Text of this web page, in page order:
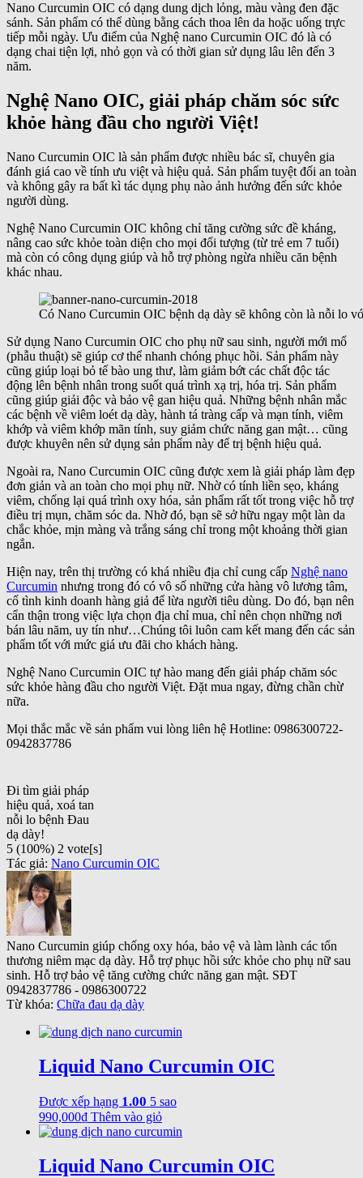
Nano Curcumin OIC có dạng dung dịch lỏng, màu vàng đen đặc
sánh. Sản phẩm có thể dùng bằng cách thoa lên da hoặc uống trực
tiếp mỗi ngày. Ưu điểm của Nghệ nano Curcumin OIC đó là có
dạng chai tiện lợi, nhỏ gọn và có thời gian sử dụng lâu lên đến 3
năm.
Nghệ Nano OIC, giải pháp chăm sóc sức
khỏe hàng đầu cho người Việt!
Nano Curcumin OIC là sản phẩm được nhiều bác sĩ, chuyên gia
đánh giá cao về tính ưu việt và hiệu quả. Sản phẩm tuyệt đối an toàn
và không gây ra bất kì tác dụng phụ nào ảnh hưởng đến sức khỏe
người dùng.
Nghệ Nano Curcumin OIC không chỉ tăng cường sức đề kháng,
nâng cao sức khỏe toàn diện cho mọi đối tượng (từ trẻ em 7 tuổi)
mà còn có công dụng giúp và hỗ trợ phòng ngừa nhiều căn bệnh
khác nhau.
Có Nano Curcumin OIC bệnh dạ dày sẽ không còn là nỗi lo
Sử dụng Nano Curcumin OIC cho phụ nữ sau sinh, người mới mổ
(phẫu thuật) sẽ giúp cơ thể nhanh chóng phục hồi. Sản phẩm này
cũng giúp loại bỏ tế bào ung thư, làm giảm bớt các chất độc tác
động lên bệnh nhân trong suốt quá trình xạ trị, hóa trị. Sản phẩm
cũng giúp giải độc và bảo vệ gan hiệu quả. Những bệnh nhân mắc
các bệnh về viêm loét dạ dày, hành tá tràng cấp và mạn tính, viêm
khớp và viêm khớp mãn tính, suy giảm chức năng gan mật… cũng
được khuyên nên sử dụng sản phẩm này để trị bệnh hiệu quả.
Ngoài ra, Nano Curcumin OIC cũng được xem là giải pháp làm đẹp
đơn giản và an toàn cho mọi phụ nữ. Nhờ có tính liền sẹo, kháng
viêm, chống lại quá trình oxy hóa, sản phẩm rất tốt trong việc hỗ trợ
điều trị mụn, chăm sóc da. Nhờ đó, bạn sẽ sở hữu ngay một làn da
chắc khỏe, mịn màng và trắng sáng chỉ trong một khoảng thời gian
ngắn.
Hiện nay, trên thị trường có khá nhiều địa chỉ cung cấp Nghệ nano
Curcumin nhưng trong đó có vô số những cửa hàng vô lương tâm,
cố tình kinh doanh hàng giả để lừa người tiêu dùng. Do đó, bạn nên
cẩn thận trong việc lựa chọn địa chỉ mua, chỉ nên chọn những nơi
bán lâu năm, uy tín như…Chúng tôi luôn cam kết mang đến các sản
phẩm tốt với mức giá ưu đãi cho khách hàng.
Nghệ Nano Curcumin OIC tự hào mang đến giải pháp chăm sóc
sức khỏe hàng đầu cho người Việt. Đặt mua ngay, đừng chần chừ
nữa.
Mọi thắc mắc về sản phẩm vui lòng liên hệ Hotline: 0986300722-
0942837786
Đi tìm giải pháp
hiệu quả, xoá tan
nỗi lo bệnh Đau
dạ dày!
5 (100%) 2 vote[s]
Tác giả: Nano Curcumin OIC
Nano Curcumin giúp chống oxy hóa, bảo vệ và làm lành các tổn
thương niêm mạc dạ dày. Hỗ trợ phục hồi sức khỏe cho phụ nữ sau
sinh. Hỗ trợ bảo vệ tăng cường chức năng gan mật. SĐT
0942837786 - 0986300722
Từ khóa: Chữa đau dạ dày
Liquid Nano Curcumin OIC
Được xếp hạng 1.00 5 sao
990,000₫ Thêm vào giỏ
Liquid Nano Curcumin OIC